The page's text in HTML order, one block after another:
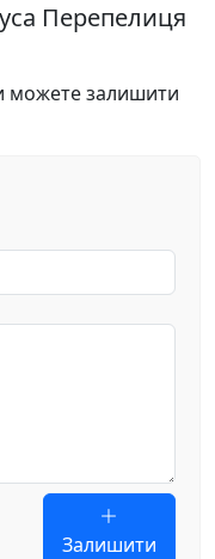
Перепелиця
можете залишити
Залишити